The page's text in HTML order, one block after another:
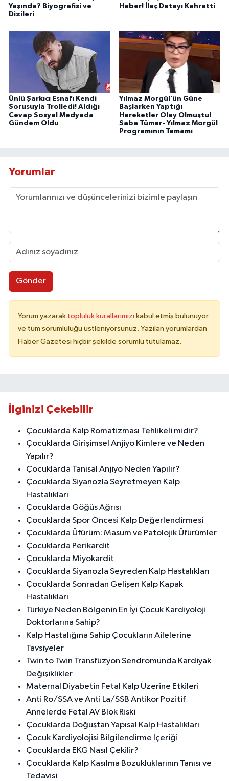
Yaşında? Biyografisi ve
Dizileri
Haber! İlaç Detayı Kahretti
Ünlü Şarkıcı Esnafı Kendi
Sorusuyla Trolledi! Aldığı
Cevap Sosyal Medyada
Gündem Oldu
Yılmaz Morgül’ün Güne
Başlarken Yaptığı
Hareketler Olay Olmuştu!
Saba Tümer- Yılmaz Morgül
Programının Tamamı
Yorumlar
Gönder
Yorum yazarak topluluk kurallarımızı kabul etmiş bulunuyor
ve tüm sorumluluğu üstleniyorsunuz. Yazılan yorumlardan
Haber Gazetesi hiçbir şekilde sorumlu tutulamaz.
İlginizi Çekebilir
Çocuklarda Kalp Romatizması Tehlikeli midir?
Çocuklarda Girişimsel Anjiyo Kimlere ve Neden
Yapılır?
Çocuklarda Tanısal Anjiyo Neden Yapılır?
Çocuklarda Siyanozla Seyretmeyen Kalp
Hastalıkları
Çocuklarda Göğüs Ağrısı
Çocuklarda Spor Öncesi Kalp Değerlendirmesi
Çocuklarda Üfürüm: Masum ve Patolojik Üfürümler
Çocuklarda Perikardit
Çocuklarda Miyokardit
Çocuklarda Siyanozla Seyreden Kalp Hastalıkları
Çocuklarda Sonradan Gelişen Kalp Kapak
Hastalıkları
Türkiye Neden Bölgenin En İyi Çocuk Kardiyoloji
Doktorlarına Sahip?
Kalp Hastalığına Sahip Çocukların Ailelerine
Tavsiyeler
Twin to Twin Transfüzyon Sendromunda Kardiyak
Değişiklikler
Maternal Diyabetin Fetal Kalp Üzerine Etkileri
Anti Ro/SSA ve Anti La/SSB Antikor Pozitif
Annelerde Fetal AV Blok Riski
Çocuklarda Doğuştan Yapısal Kalp Hastalıkları
Çocuk Kardiyolojisi Bilgilendirme İçeriği
Çocuklarda EKG Nasıl Çekilir?
Çocuklarda Kalp Kasılma Bozukluklarının Tanısı ve
Tedavisi